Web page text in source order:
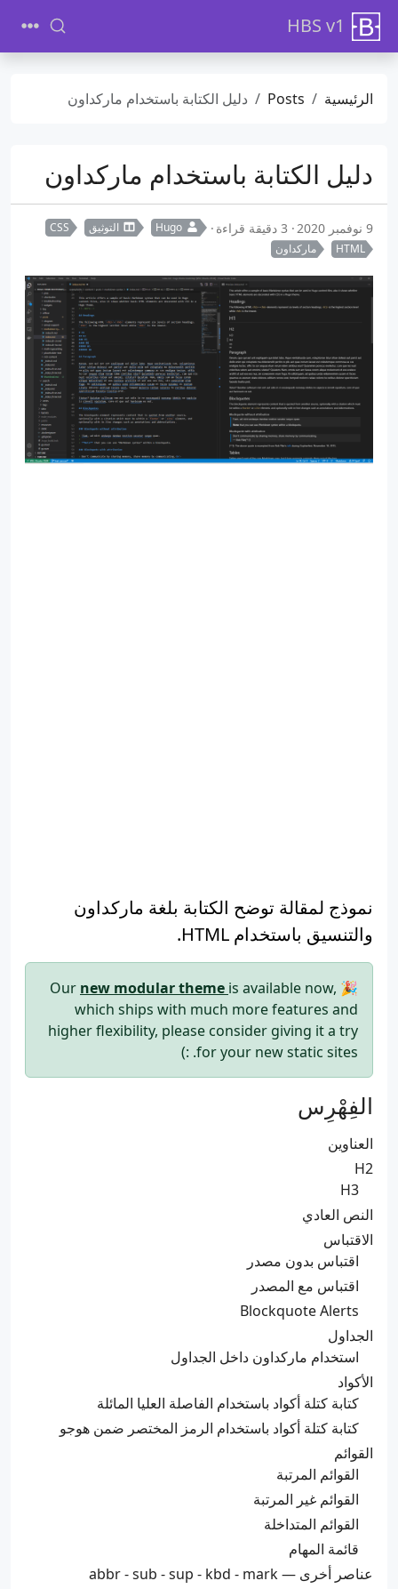
HBS v1
الرئيسية Posts دليل الكتابة باستخدام ماركداون
دليل الكتابة باستخدام ماركداون
9 نوفمبر 2020 3 دقيقة قراءة Hugo التوثيق
CSS
HTML
ماركداون
نموذج لمقالة توضح الكتابة بلغة ماركداون
والتنسيق باستخدام HTML.
🎉 Our
new modular theme is available now,
which ships with much more features and
higher flexibility, please consider giving it a try
for your new static sites. :)
الفِهْرِس
العناوين
H2
H3
النص العادي
الاقتباس
اقتباس بدون مصدر
اقتباس مع المصدر
Blockquote Alerts
الجداول
استخدام ماركداون داخل الجداول
الأكواد
كتابة كتلة أكواد باستخدام الفاصلة العليا المائلة
كتابة كتلة أكواد باستخدام الرمز المختصر ضمن هوجو
القوائم
القوائم المرتبة
القوائم غير المرتبة
القوائم المتداخلة
قائمة المهام
عناصر أخرى — abbr - sub - sup - kbd - mark